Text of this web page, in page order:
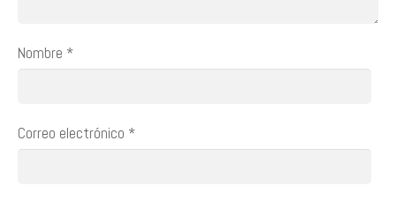
Nombre *
Correo electrónico *